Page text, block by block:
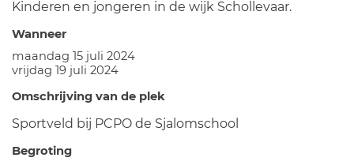
Kinderen en jongeren in de wijk Schollevaar.
Wanneer
maandag 15 juli 2024
vrijdag 19 juli 2024
Omschrijving van de plek
Sportveld bij PCPO de Sjalomschool
Begroting